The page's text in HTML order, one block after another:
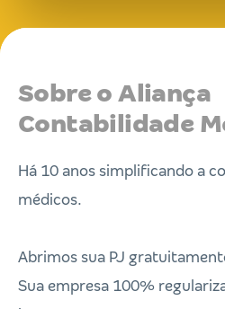
Sobre o Aliança
Contabilidade
Há 10 anos simplificando a
médicos.
Abrimos sua PJ
Sua empresa 100%